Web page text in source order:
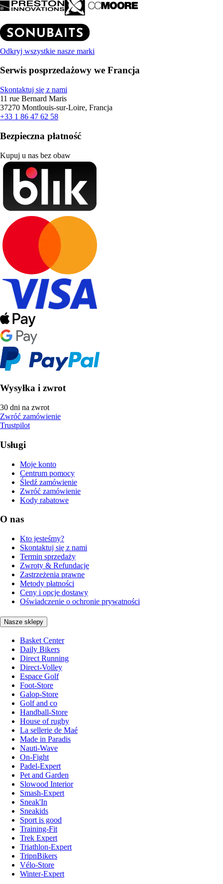
Odkryj wszystkie nasze marki
Serwis posprzedażowy we Francja
Skontaktuj się z nami
11 rue Bernard Maris
37270 Montlouis-sur-Loire, Francja
+33 1 86 47 62 58
Bezpieczna płatność
Kupuj u nas bez obaw
Wysyłka i zwrot
30 dni na zwrot
Zwróć zamówienie
Trustpilot
Usługi
Moje konto
Centrum pomocy
Śledź zamówienie
Zwróć zamówienie
Kody rabatowe
O nas
Kto jesteśmy?
Skontaktuj się z nami
Termin sprzedaży
Zwroty & Refundacje
Zastrzeżenia prawne
Metody płatności
Ceny i opcje dostawy
Oświadczenie o ochronie prywatności
Nasze sklepy
Basket Center
Daily Bikers
Direct Running
Direct-Volley
Espace Golf
Foot-Store
Galop-Store
Golf and co
Handball-Store
House of rugby
La sellerie de Maé
Made in Paradis
Nauti-Wave
On-Fight
Padel-Expert
Pet and Garden
Slowood Interior
Smash-Expert
Sneak'In
Sneakids
Sport is good
Training-Fit
Trek Expert
Triathlon-Expert
TripnBikers
Vélo-Store
Winter-Expert